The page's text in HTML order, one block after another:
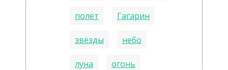
полёт Гагарин
звёзды небо
луна огонь